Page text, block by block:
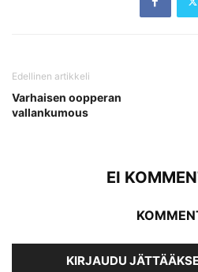
Edellinen artikkeli
Varhaisen oopperan
vallankumous
EI
KIRJAUDU